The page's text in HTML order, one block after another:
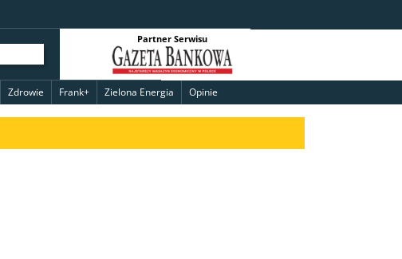
Partner Serwisu
Zdrowie Frank+ Zielona Energia Opinie